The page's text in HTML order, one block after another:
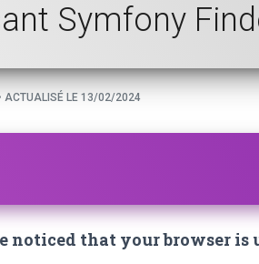
Symfony
ACTUALISÉ LE 13/02/2024
noticed that your browser is